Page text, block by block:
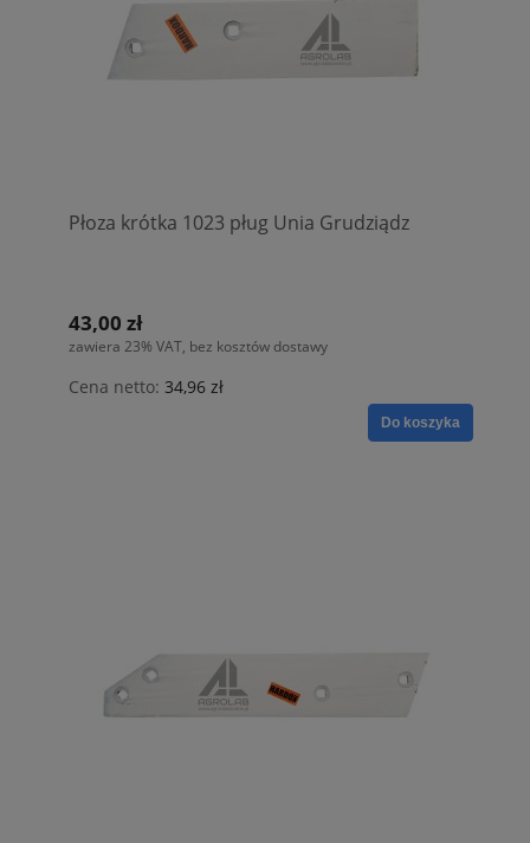
Płoza krótka 1023 pług Unia Grudziądz
43,00 zł
zawiera 23% VAT, bez kosztów dostawy
Cena netto: 34,96 zł
Do koszyka